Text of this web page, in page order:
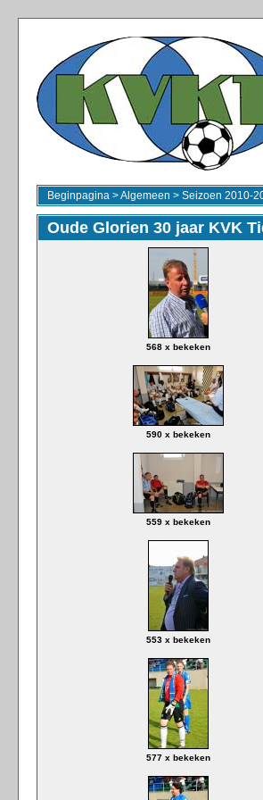
Beginpagina >Algemeen > Seizoen 2010-
Oude Glorien 30 jaar KVK
568 x bekeken
590 x bekeken
559 x bekeken
553 x bekeken
577 x bekeken